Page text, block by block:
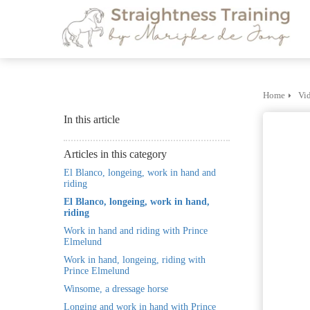
In this article
Articles in this category
El Blanco, longeing, work in hand and
riding
El Blanco, longeing, work in hand,
riding
Work in hand and riding with Prince
Elmelund
Work in hand, longeing, riding with
Prince Elmelund
Winsome, a dressage horse
Longing and work in hand with Prince
Home
over
gedrag van een
gebruikt
bezoekers te
Hierdoor
website-
relevante
tonen
op het
van deze